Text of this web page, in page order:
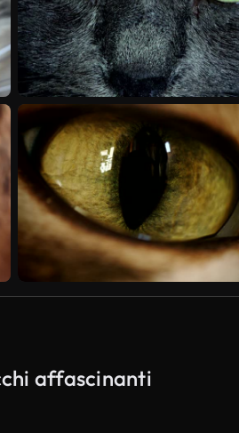
affascinanti